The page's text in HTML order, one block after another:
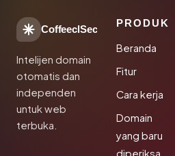
CoffeeclSec
Intelijen domain
otomatis dan
independen
untuk web
terbuka.
PRODUK
Beranda
Fitur
Cara kerja
Domain
yang baru